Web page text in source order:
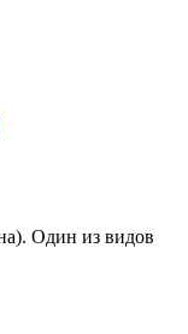
Один из видов